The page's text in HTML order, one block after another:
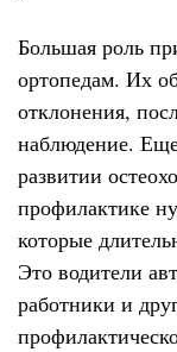
Большая роль
ортопедам. Их
отклонения,
наблюдение.
развитии
профилактике
которые
Это водители
работники и